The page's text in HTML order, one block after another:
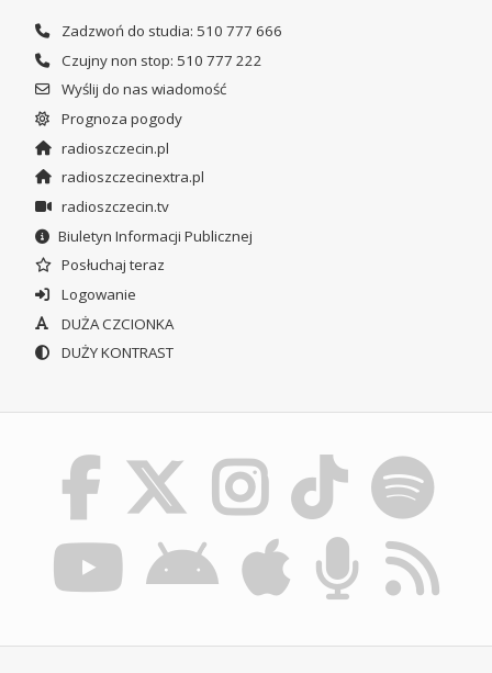
Zadzwoń do studia: 510 777 666
Czujny non stop: 510 777 222
Wyślij do nas wiadomość
Prognoza pogody
radioszczecin.pl
radioszczecinextra.pl
radioszczecin.tv
Biuletyn Informacji Publicznej
Posłuchaj teraz
Logowanie
DUŻA CZCIONKA
DUŻY KONTRAST